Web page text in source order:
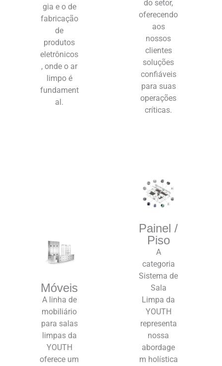
gia e o de
fabricação
de
produtos
eletrônicos
, onde o ar
limpo é
fundament
al.
do setor,
oferecendo
aos
nossos
clientes
soluções
confiáveis
para suas
operações
críticas.
Móveis
A linha de
mobiliário
para salas
limpas da
YOUTH
oferece um
Painel /
Piso
A
categoria
Sistema de
Sala
Limpa da
YOUTH
representa
nossa
abordage
m holística